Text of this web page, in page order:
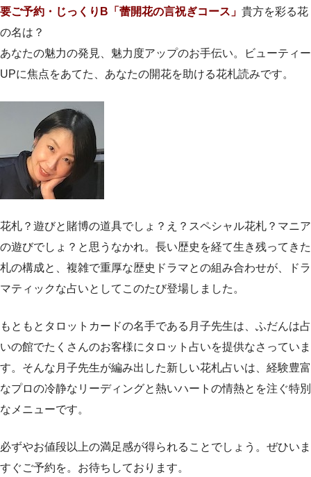
要ご予約・じっくりB「蕾開花の言祝ぎコース」 貴方を彩る花
の名は？
あなたの魅力の発見、魅力度アップのお手伝い。ビューティー
UPに焦点をあてた、あなたの開花を助ける花札読みです。
花札？遊びと賭博の道具でしょ？え？スペシャル花札？マニア
の遊びでしょ？と思うなかれ。長い歴史を経て生き残ってきた
札の構成と、複雑で重厚な歴史ドラマとの組み合わせが、ドラ
マティックな占いとしてこのたび登場しました。
もともとタロットカードの名手である月子先生は、ふだんは占
いの館でたくさんのお客様にタロット占いを提供なさっていま
す。そんな月子先生が編み出した新しい花札占いは、経験豊富
なプロの冷静なリーディングと熱いハートの情熱とを注ぐ特別
なメニューです。
必ずやお値段以上の満足感が得られることでしょう。ぜひいま
すぐご予約を。お待ちしております。